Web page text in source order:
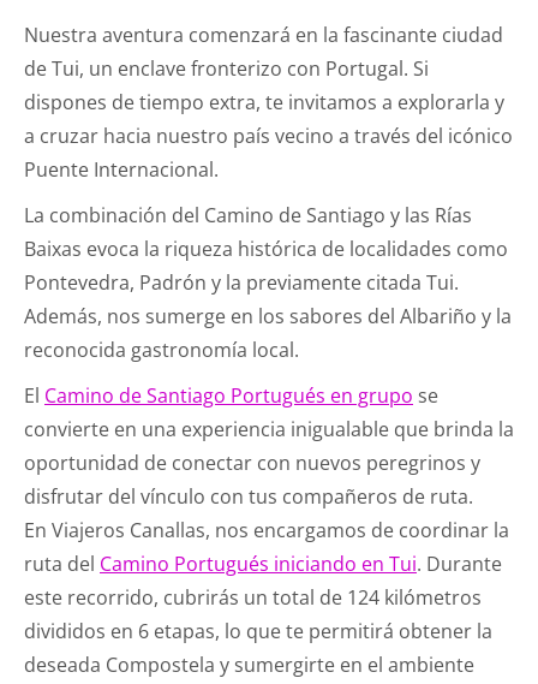
Nuestra aventura comenzará en la fascinante ciudad
de Tui, un enclave fronterizo con Portugal. Si
dispones de tiempo extra, te invitamos a explorarla y
a cruzar hacia nuestro país vecino a través del icónico
Puente Internacional.
La combinación del Camino de Santiago y las Rías
Baixas evoca la riqueza histórica de localidades como
Pontevedra, Padrón y la previamente citada Tui.
Además, nos sumerge en los sabores del Albariño y la
reconocida gastronomía local.
El Camino de Santiago Portugués en grupo se
convierte en una experiencia inigualable que brinda la
oportunidad de conectar con nuevos peregrinos y
disfrutar del vínculo con tus compañeros de ruta.
En Viajeros Canallas, nos encargamos de coordinar la
ruta del Camino Portugués iniciando en Tui. Durante
este recorrido, cubrirás un total de 124 kilómetros
divididos en 6 etapas, lo que te permitirá obtener la
deseada Compostela y sumergirte en el ambiente